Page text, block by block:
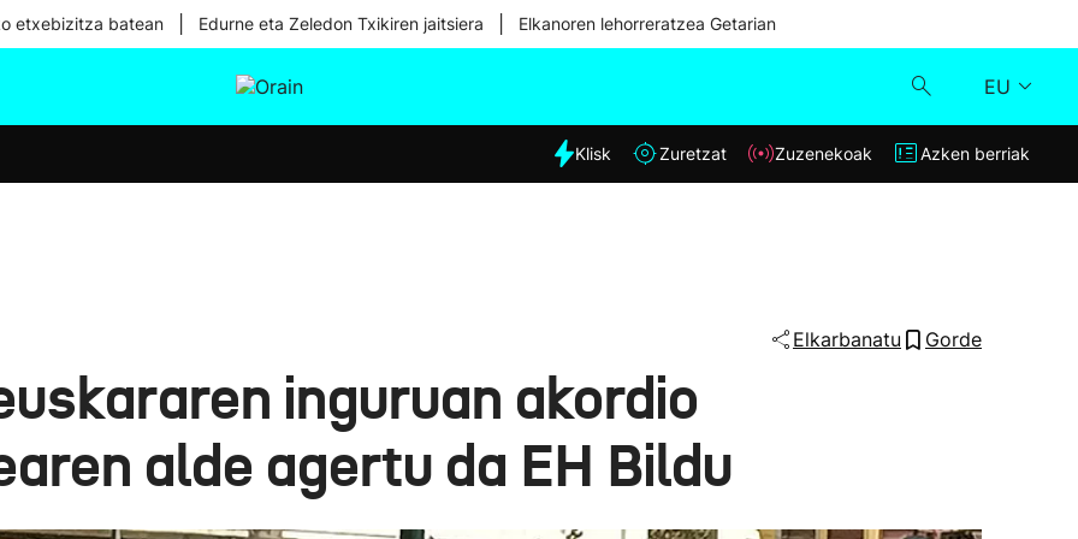
etxebizitza batean Edurne eta Zeledon Txikiren jaitsiera Elkanoren lehorreratzea Getarian
EU
Eguraldia
Klisk
Klisk Zuretzat Zuzenekoak Azken berriak
Elkarbanatu Gorde
inguruan akordio
alde agertu da EH Bildu